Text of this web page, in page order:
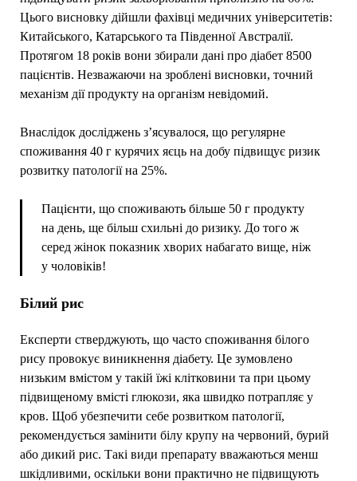
Цього висновку дійшли фахівці медичних університетів:
Китайського, Катарського та Південної Австралії.
Протягом 18 років вони збирали дані про діабет 8500
пацієнтів. Незважаючи на зроблені висновки, точний
механізм дії продукту на організм невідомий.
Внаслідок досліджень з’ясувалося, що регулярне
споживання 40 г курячих яєць на добу підвищує ризик
розвитку патології на 25%.
Пацієнти, що споживають більше 50 г продукту
на день, ще більш схильні до ризику. До того ж
серед жінок показник хворих набагато вище, ніж
у чоловіків!
Білий рис
Експерти стверджують, що часто споживання білого
рису провокує виникнення діабету. Це зумовлено
низьким вмістом у такій їжі клітковини та при цьому
підвищеному вмісті глюкози, яка швидко потрапляє у
кров. Щоб убезпечити себе розвитком патології,
рекомендується замінити білу крупу на червоний, бурий
або дикий рис. Такі види препарату вважаються менш
шкідливими, оскільки вони практично не підвищують